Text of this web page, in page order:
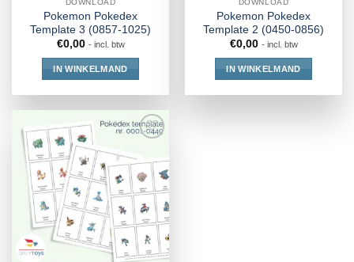
DOWNLOAD
Pokemon Pokedex
Template 3 (0857-1025)
€0,00 - incl. btw
IN WINKELMAND
DOWNLOAD
Pokemon Pokedex
Template 2 (0450-0856)
€0,00 - incl. btw
IN WINKELMAND